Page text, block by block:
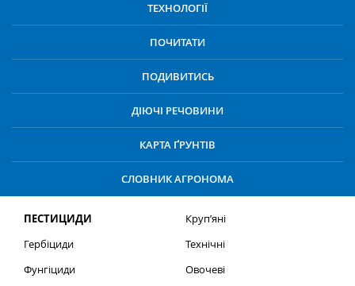
ТЕХНОЛОГІЇ
ПОЧИТАТИ
ПОДИВИТИСЬ
ДІЮЧІ РЕЧОВИНИ
КАРТА ҐРУНТІВ
СЛОВНИК АГРОНОМА
ПЕСТИЦИДИ
Гербіциди
Фунгіциди
Круп’яні
Технічні
Овочеві